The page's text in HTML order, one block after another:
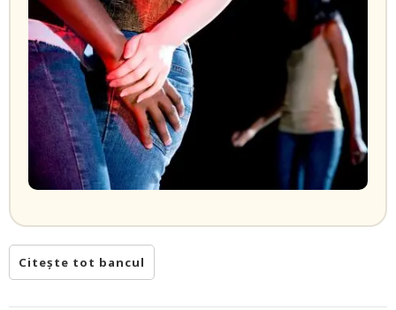
Citește tot bancul